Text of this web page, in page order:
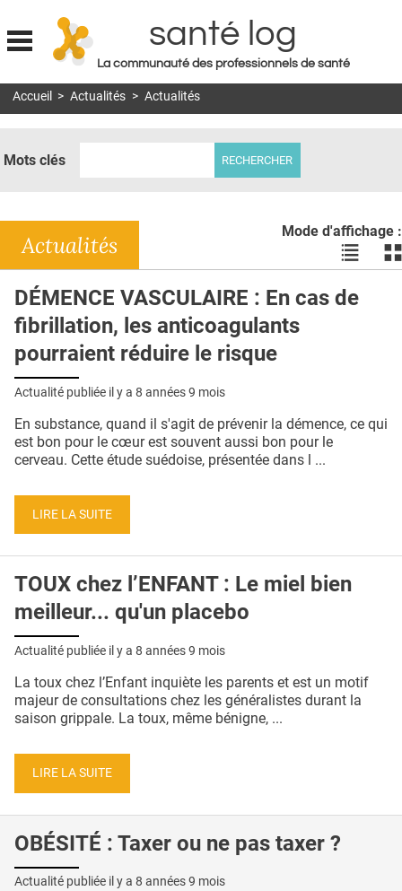
Jump to navigation
santé log
La communauté des professionnels de santé
MON COMPTE
DOSSIERS
RÉSEAUX
E-REVUE SAD
L'APP
PUBLICITÉ
CONTACT
Accueil > Actualités > Actualités
Mots clés
Mode d'affichage :
Voir
les
en
les
Actualités
DÉMENCE VASCULAIRE : En cas de
fibrillation, les anticoagulants
pourraient réduire le risque
Actualité publiée il y a 8 années 9 mois
En substance, quand il s'agit de prévenir la démence, ce qui
est bon pour le cœur est souvent aussi bon pour le
cerveau. Cette étude suédoise, présentée dans l ...
LIRE LA SUITE
TOUX chez l’ENFANT : Le miel bien
meilleur... qu'un placebo
Actualité publiée il y a 8 années 9 mois
La toux chez l’Enfant inquiète les parents et est un motif
majeur de consultations chez les généralistes durant la
saison grippale. La toux, même bénigne, ...
LIRE LA SUITE
OBÉSITÉ : Taxer ou ne pas taxer ?
Actualité publiée il y a 8 années 9 mois